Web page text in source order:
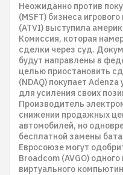
Неожиданно против
(MSFT) бизнеса
(ATVI) выступила
Комиссия, которая
сделки через суд.
будут направлены в
целью приостановить
(NDAQ) покупает
для усиления своих
Производитель
снижении продажных
автомобилей, но
бесплатной замены
Евросоюзе могут
Broadcom (AVGO)
виртуального